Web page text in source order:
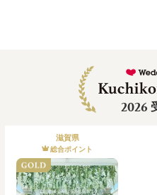
2026
滋賀県
総合ポイント